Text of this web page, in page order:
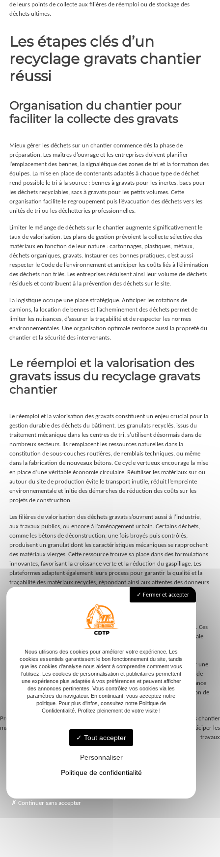
de leurs points de collecte aux filières de réemploi ou de stockage des
déchets ultimes.
Les étapes clés d’un
recyclage gravats chantier
réussi
Organisation du chantier pour
faciliter la collecte des gravats
Mieux gérer les déchets sur un chantier commence dès la phase de
préparation. Les maîtres d’ouvrage et les entreprises doivent planifier
l’emplacement des bennes, la signalétique des zones de tri et la formation des
équipes. La mise en place de contenants adaptés à chaque type de déchet
rend possible le tri à la source : bennes à gravats pour les inertes, bacs pour
les déchets recyclables, sacs à gravats pour les petits volumes. Cette
organisation facilite le regroupement puis l’évacuation des déchets vers les
unités de tri ou les déchetteries professionnelles.
Limiter le mélange de déchets sur le chantier augmente significativement le
taux de valorisation. Les plans de gestion prévoient la collecte sélective des
matériaux en fonction de leur nature : cartonnages, plastiques, métaux,
déchets organiques, gravats. Instaurer ces bonnes pratiques, c’est aussi
respecter le Code de l’environnement et anticiper les coûts liés à l’élimination
des déchets non triés. Les entreprises réduisent ainsi leur volume de déchets
résiduels et contribuent à la prévention des déchets sur le site.
La logistique occupe une place stratégique. Anticiper les rotations de
camions, la location de bennes et l’acheminement des déchets permet de
limiter les nuisances, d’assurer la traçabilité et de respecter les normes
environnementales. Une organisation optimale renforce aussi la propreté du
chantier et la sécurité des intervenants.
Le réemploi et la valorisation des
gravats issus du recyclage gravats
chantier
Le réemploi et la valorisation des gravats constituent un enjeu crucial pour la
gestion durable des déchets du bâtiment. Les granulats recyclés, issus du
traitement mécanique dans les centres de tri, s’utilisent désormais dans de
nombreux secteurs. Ils remplacent les ressources naturelles dans la
constitution de sous-couches routières, de remblais techniques, ou même
dans la fabrication de nouveaux bétons. Ce cycle vertueux encourage la mise
en place d’une véritable économie circulaire. Réutiliser les matériaux sur ou
autour du site de production évite le transport inutile, réduit l’empreinte
environnementale et initie des démarches de réduction des coûts sur les
projets de construction.
Les filières de valorisation des déchets gravats s’ouvrent aussi à l’industrie,
aux travaux publics, ou encore à l’aménagement urbain. Certains déchets,
comme les bétons de déconstruction, une fois broyés puis contrôlés,
produisent un granulat dont les caractéristiques mécaniques se rapprochent
des matériaux vierges. Cette ressource trouve sa place dans des formulations
innovantes, favorisant la croissance verte et la réduction du gaspillage. Les
plateformes adaptent également leurs process pour garantir la qualité et la
traçabilité des matériaux recyclés, répondant ainsi aux attentes des donneurs
d’ordres et aux exigences du Grenelle de l’environnement.
Le traitement et la valorisation des déchets issus du recyclage gravats
chantier incluent aussi le développement d’outils numériques de suivi,
l’intégration de bordereaux de traçabilité et la formation des opérateurs. Ces
mesures assurent la conformité réglementaire, la qualité environnementale
chaque année. La généralisation du tri à la source, combinée aux
performances croissantes des filières de valorisation, permet d’envisager une
réutilisation maximale des matériaux et une forte diminution du volume de
déchets enfouis. Les solutions mises en œuvre contribuent à la performance
globale des programmes de construction, tout en renforçant la protection de
l’environnement et la préservation des ressources naturelles.
Navigation
Previous:
maçonnerie pour vos travaux
Comprendre les contraintes chantier
maçonnerie pour mieux anticiper les
travaux
Terrassement
Maçonnerie
Fermer et accepter
Nous utilisons des cookies pour améliorer votre expérience. Les
cookies essentiels garantissent le bon fonctionnement du site, tandis
que les cookies d'analyse nous aident à comprendre comment vous
l'utilisez. Les cookies de personnalisation et publicitaires permettent
une expérience plus adaptée à vos préférences et peuvent afficher
des annonces pertinentes. Vous contrôlez vos cookies via les
paramètres du navigateur. En continuant, vous acceptez notre
politique. Pour plus d'infos, consultez notre Politique de
Confidentialité. Profitez pleinement de votre visite !
Tout accepter
Personnaliser
Politique de confidentialité
Continuer sans accepter